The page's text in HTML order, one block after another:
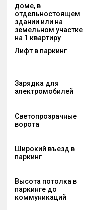
доме, в
отдельностоящем
здании или на
земельном участке
на 1 квартиру
Лифт в паркинг
Зарядка для
электромобилей
Светопрозрачные
ворота
Широкий въезд в
паркинг
Высота потолка в
паркинге до
коммуникаций